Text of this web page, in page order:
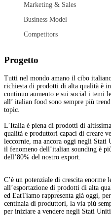
Marketing & Sales
Business Model
Competitors
Progetto
Tutti nel mondo amano il cibo
richiesta di prodotti di alta qualità è in
continuo aumento e sui social i temi
all’ italian food sono sempre più trend
topic.
L’Italia è piena di prodotti di altissima
qualità e produttori capaci di creare
leccornie, ma ancora oggi negli Stati
il fenomeno dell’italian sounding è
dell’80% del nostro export.
C’è un potenziale di crescita enorme
all’esportazione di prodotti di alta
ed EatTiamo rappresenta già oggi, per
centinaia di produttori, la via più
per iniziare a vendere negli Stati